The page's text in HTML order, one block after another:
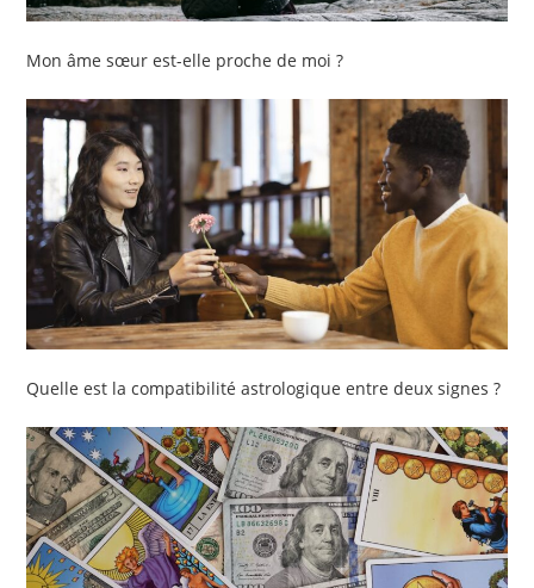
Mon âme sœur est-elle proche de moi ?
Quelle est la compatibilité astrologique entre deux signes ?